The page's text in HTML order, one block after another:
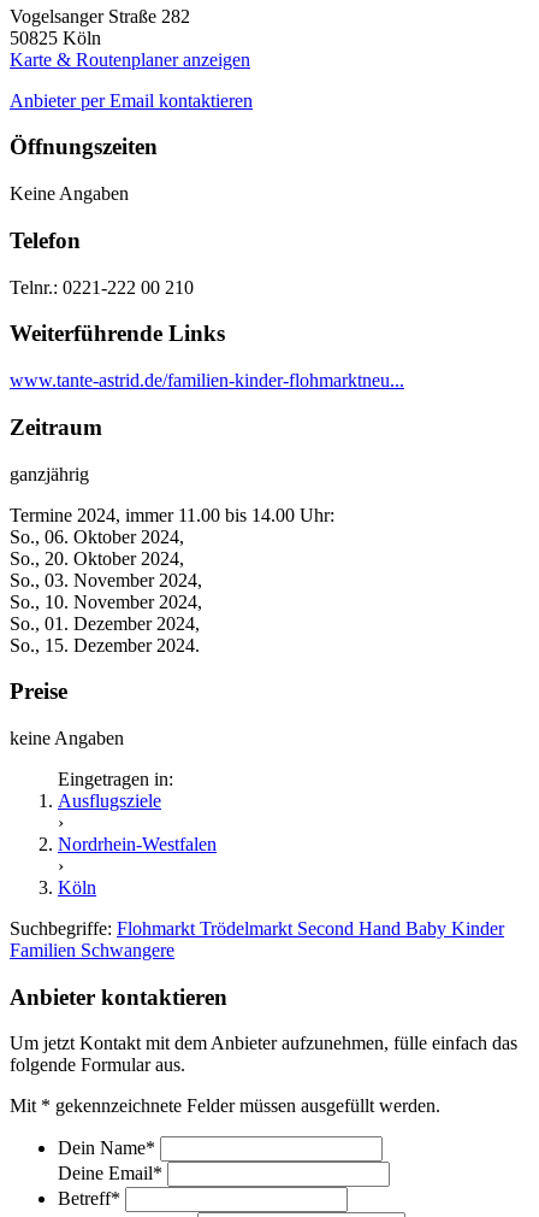
Vogelsanger Straße 282
50825 Köln
Karte & Routenplaner anzeigen
Anbieter per Email kontaktieren
Öffnungszeiten
Keine Angaben
Telefon
Telnr.: 0221-222 00 210
Weiterführende Links
www.tante-astrid.de/familien-kinder-flohmarktneu...
Zeitraum
ganzjährig
Termine 2024, immer 11.00 bis 14.00 Uhr:
So., 06. Oktober 2024,
So., 20. Oktober 2024,
So., 03. November 2024,
So., 10. November 2024,
So., 01. Dezember 2024,
So., 15. Dezember 2024.
Preise
keine Angaben
Eingetragen in:
Ausflugsziele
›
Nordrhein-Westfalen
›
Köln
Suchbegriffe: Flohmarkt Trödelmarkt Second Hand Baby Kinder
Familien Schwangere
Anbieter kontaktieren
Um jetzt Kontakt mit dem Anbieter aufzunehmen, fülle einfach das
folgende Formular aus.
Mit * gekennzeichnete Felder müssen ausgefüllt werden.
Dein Name*
Deine Email*
Betreff*